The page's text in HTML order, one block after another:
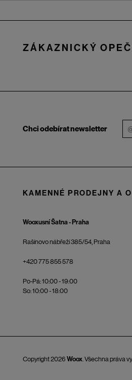
ZÁKAZNICKÝ
Chci odebírat newsletter
KAMENNÉ PRODEJNY A
Wooxusní Šatna - Praha
Rašínovo nábřeží 385/54, Praha
+420 775 855 578
Po-Pá: 10:00 - 19:00
So: 10:00 - 18:00
Copyright 2026 Woox. Všechna práva